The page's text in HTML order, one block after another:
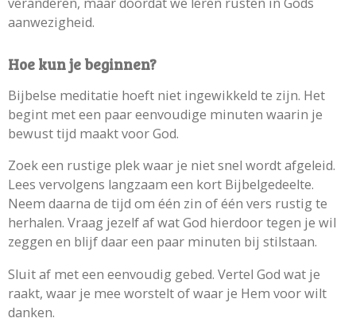
aanwezigheid.
Hoe kun je beginnen?
Bijbelse meditatie hoeft niet ingewikkeld te zijn. Het
begint met een paar eenvoudige minuten waarin je
bewust tijd maakt voor God.
Zoek een rustige plek waar je niet snel wordt afgeleid.
Lees vervolgens langzaam een kort Bijbelgedeelte.
Neem daarna de tijd om één zin of één vers rustig te
herhalen. Vraag jezelf af wat God hierdoor tegen je wil
zeggen en blijf daar een paar minuten bij stilstaan.
Sluit af met een eenvoudig gebed. Vertel God wat je
raakt, waar je mee worstelt of waar je Hem voor wilt
danken.